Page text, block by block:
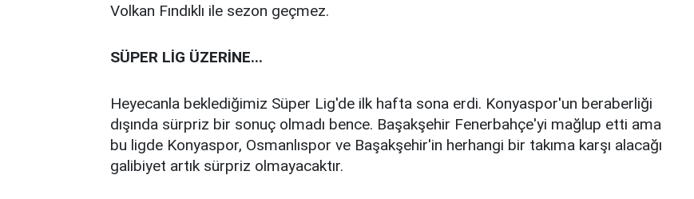
Volkan Fındıklı ile sezon geçmez.
SÜPER LİG ÜZERİNE...
Heyecanla beklediğimiz Süper Lig'de ilk hafta sona erdi. Konyaspor'un beraberliği
dışında sürpriz bir sonuç olmadı bence. Başakşehir Fenerbahçe'yi mağlup etti ama
bu ligde Konyaspor, Osmanlıspor ve Başakşehir'in herhangi bir takıma karşı alacağı
galibiyet artık sürpriz olmayacaktır.